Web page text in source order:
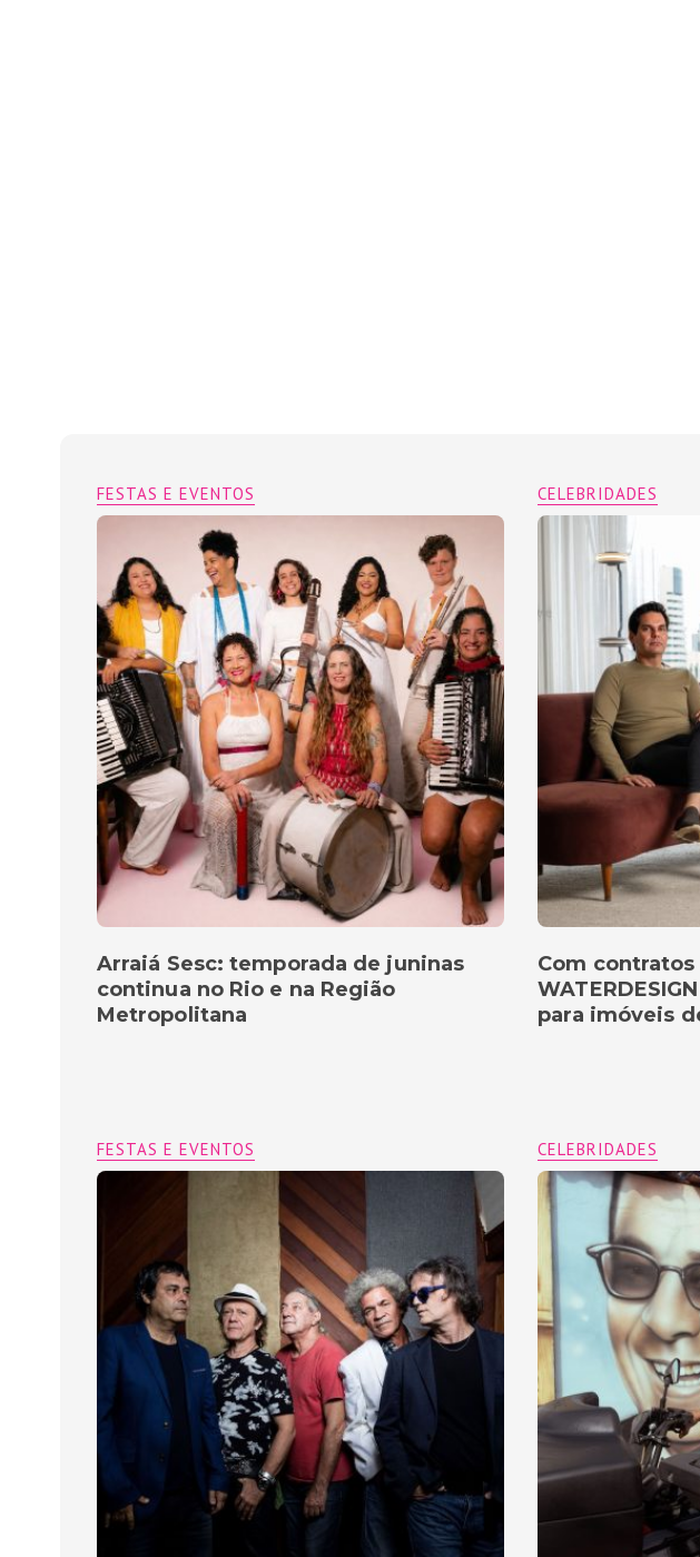
CELEBRIDADES
Com
para imóveis
FESTAS E EVENTOS
Arraiá Sesc: temporada de juninas
continua no Rio e na Região
Metropolitana
CELEBRIDADES
FESTAS E EVENTOS